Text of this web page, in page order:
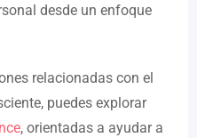
desde un enfoque
relacionadas con el
puedes explorar
, orientadas a ayudar a